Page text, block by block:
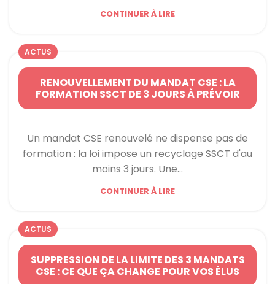
CONTINUER À LIRE
ACTUS
RENOUVELLEMENT DU MANDAT CSE : LA
FORMATION SSCT DE 3 JOURS À PRÉVOIR
Un mandat CSE renouvelé ne dispense pas de
formation : la loi impose un recyclage SSCT d'au
moins 3 jours. Une...
CONTINUER À LIRE
ACTUS
SUPPRESSION DE LA LIMITE DES 3 MANDATS
CSE : CE QUE ÇA CHANGE POUR VOS ÉLUS